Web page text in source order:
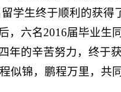
学生终于顺利的获得
，六名2016届毕业生
年的辛苦努力，终于
似锦，鹏程万里，共